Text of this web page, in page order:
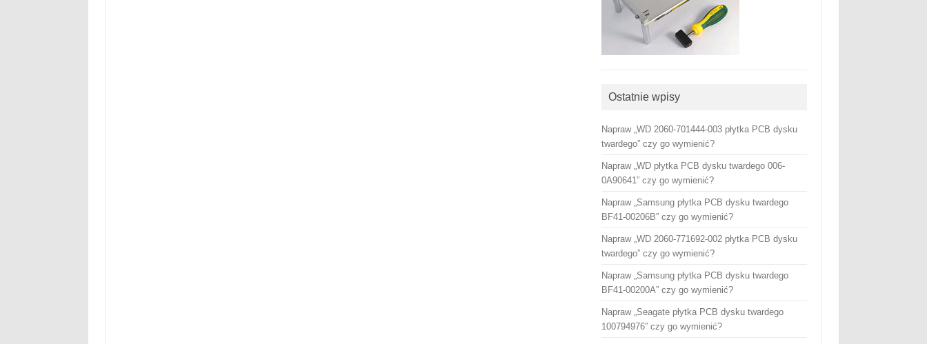
Ostatnie wpisy
Napraw „WD 2060-701444-003 płytka PCB dysku
twardego” czy go wymienić?
Napraw „WD płytka PCB dysku twardego 006-
0A90641” czy go wymienić?
Napraw „Samsung płytka PCB dysku twardego
BF41-00206B” czy go wymienić?
Napraw „WD 2060-771692-002 płytka PCB dysku
twardego” czy go wymienić?
Napraw „Samsung płytka PCB dysku twardego
BF41-00200A” czy go wymienić?
Napraw „Seagate płytka PCB dysku twardego
100794976” czy go wymienić?